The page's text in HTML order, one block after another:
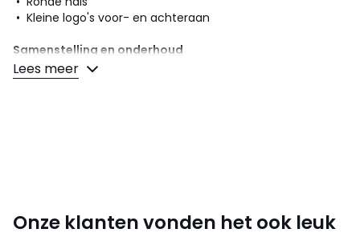
• Kleine logo's voor- en achteraan
Samenstelling en onderhoud
• 85% katoen, 15% polyester
• Onderhoud : zie etiket
Lees meer
Onze klanten vonden het ook leuk